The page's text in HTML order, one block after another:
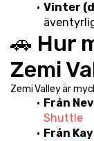
Vinter
🚗 Hur
Zemi
Zemi Valley är
Från
Shuttle
Från